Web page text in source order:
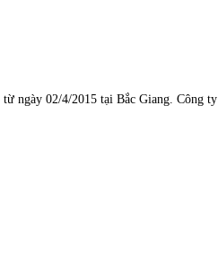
ngày 02/4/2015 tại Bắc Giang. Công